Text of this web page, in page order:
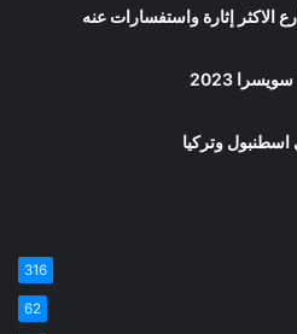
الاكثر إثارة واستفسارات عنه
316
62